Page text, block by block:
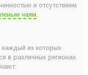
и отсутствием
чаям
из которых
в различных регионах